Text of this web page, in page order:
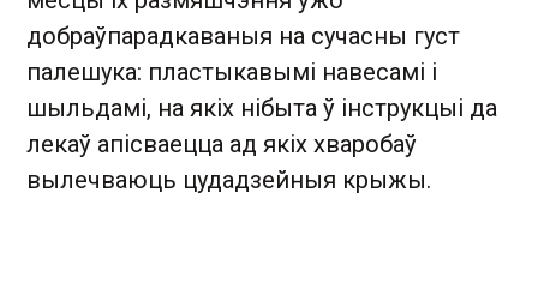
добраўпарадкаваныя на сучасны густ
палешука: пластыкавымі навесамі і
шыльдамі, на якіх нібыта ў інструкцыі да
лекаў апісваецца ад якіх хваробаў
вылечваюць цудадзейныя крыжы.